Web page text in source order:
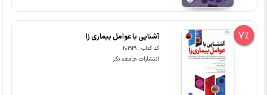
7% آشنایی با عوامل بیماری زا
کد کتاب : 201929
انتشارات جامعه نگر